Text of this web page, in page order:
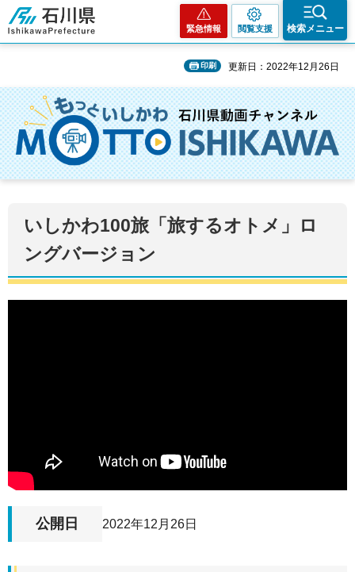
石川県
緊急情報 閲覧支援 検索メニュー
印刷 更新日：2022年12月26日
いしかわ100旅「旅するオトメ」ロ
ングバージョン
公開日 2022年12月26日